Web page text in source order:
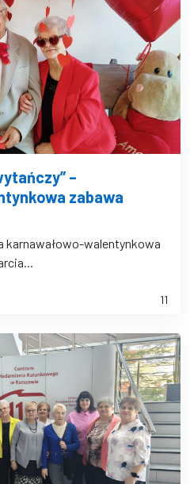
–
zabawa
karnawałowo-walentynkowa
11